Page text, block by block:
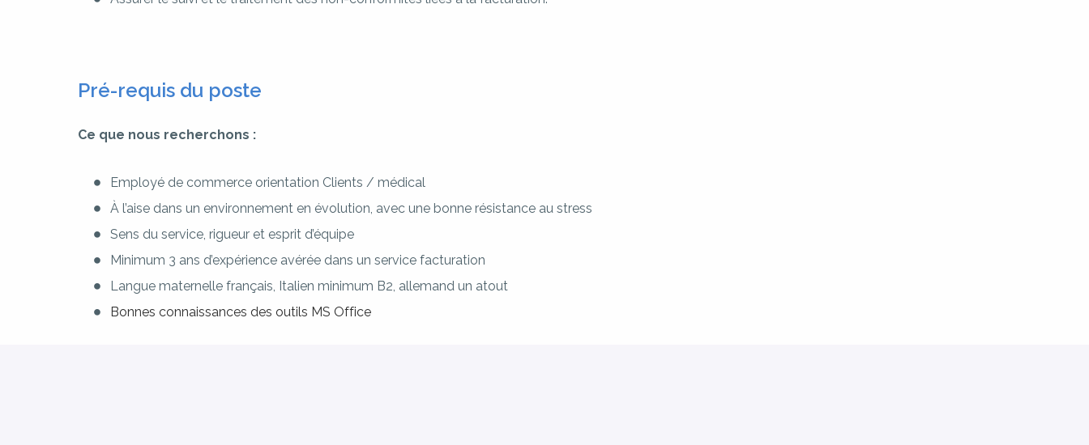
Pré-requis du poste
Ce que nous recherchons :
Employé de commerce orientation Clients / médical
À l’aise dans un environnement en évolution, avec une bonne résistance au stress
Sens du service, rigueur et esprit d’équipe
Minimum 3 ans d’expérience avérée dans un service facturation
Langue maternelle français, Italien minimum B2, allemand un atout
Bonnes connaissances des outils MS Office